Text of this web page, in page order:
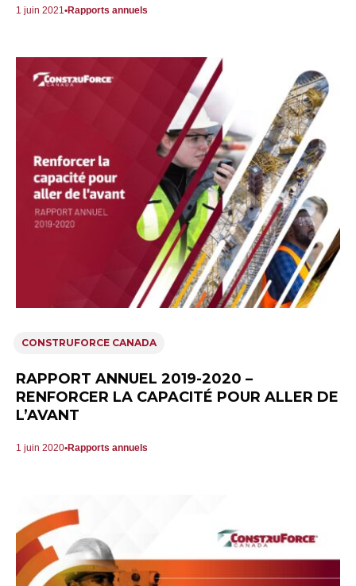
1 juin 2021 Rapports annuels
CONSTRUFORCE CANADA
RAPPORT ANNUEL 2019-2020 –
RENFORCER LA CAPACITÉ POUR ALLER DE
L’AVANT
1 juin 2020 Rapports annuels